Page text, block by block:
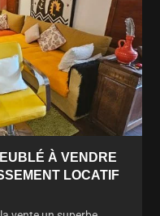
À VENDRE
LOCATIF